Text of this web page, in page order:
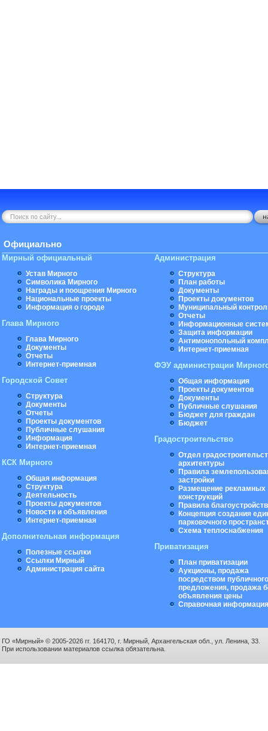
Официально
Мирный официальный
Устав Мирного
Символика Мирного
Награды и поощрения Мирного
Национальные проекты
Информация о городе
Глава Мирного
Глава Мирного
Документы
Отчеты
Интернет-приемная
Городской Совет
Структура
Документы
Отчеты
Проекты документов
Публичные слушания
Информация
Интернет-приемная
КСК Мирного
Общая информация
Структура
Деятельность
Проекты документов
Новости и объявления
Интернет-приемная
Дополнительная информация
Полезные ссылки
Ссылки Мирный
Администрация сайта
Администрация
Структура
План работы
Документы
Проекты документов
Муниципальный
Отчеты
Информационные
Защита информации
Антимонопольный
Интернет-приемная
ФЭУ администрации
Общая информация
Проекты документов
Документы
Публичные слушания
Бюджет для граждан
Бюджет
Градостроительство
Отдел
архитектуры
Правила
застройки
Размещение рекламных
конструкций
Правила
Концепция создания
парковочного
Схема теплоснабжения
Приватизация
План приватизации
Аукционы, продажа
посредством публичного
предложения, продажа
объявления цены
Справочная информация
ГО «Мирный» © 2005-2026 гг. 164170, г. Мирный, Архангельская обл., ул. Ленина, 33.
При использовании материалов ссылка обязательна.